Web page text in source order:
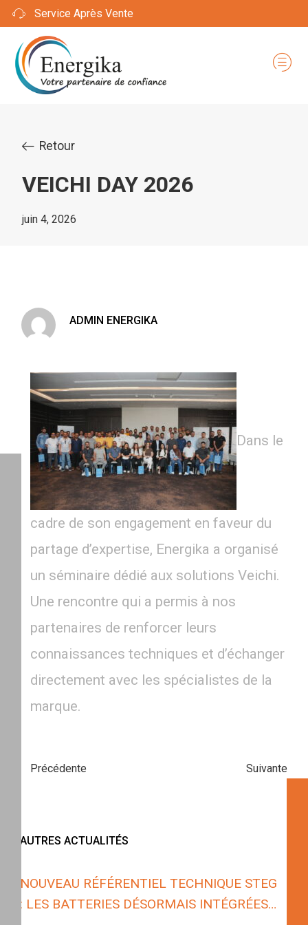
Service Après Vente
Retour
VEICHI DAY 2026
juin 4, 2026
ADMIN ENERGIKA
Dans le
cadre de son engagement en faveur du
partage d’expertise, Energika a organisé
un séminaire dédié aux solutions Veichi.
Une rencontre qui a permis à nos
partenaires de renforcer leurs
connaissances techniques et d’échanger
directement avec les spécialistes de la
marque.
Précédente Suivante
AUTRES ACTUALITÉS
NOUVEAU RÉFÉRENTIEL TECHNIQUE STEG
: LES BATTERIES DÉSORMAIS INTÉGRÉES